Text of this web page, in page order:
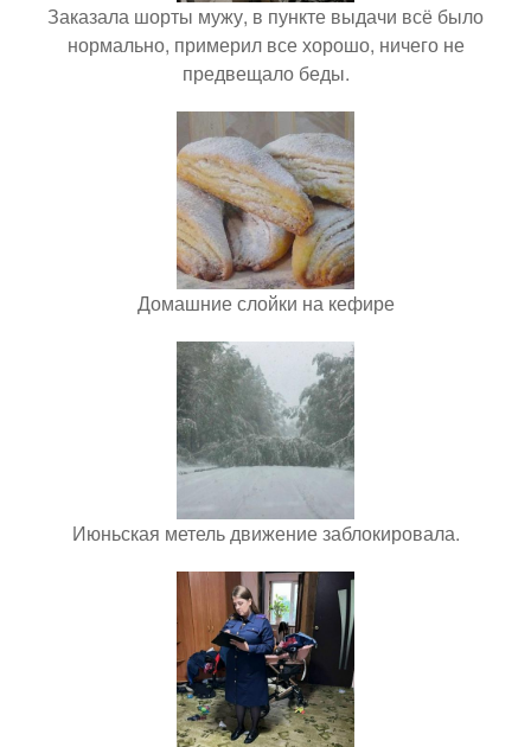
Заказала шорты мужу, в пункте выдачи всё было
нормально, примерил все хорошо, ничего не
предвещало беды.
Домашние слойки на кефире
Июньская метель движение заблокировала.